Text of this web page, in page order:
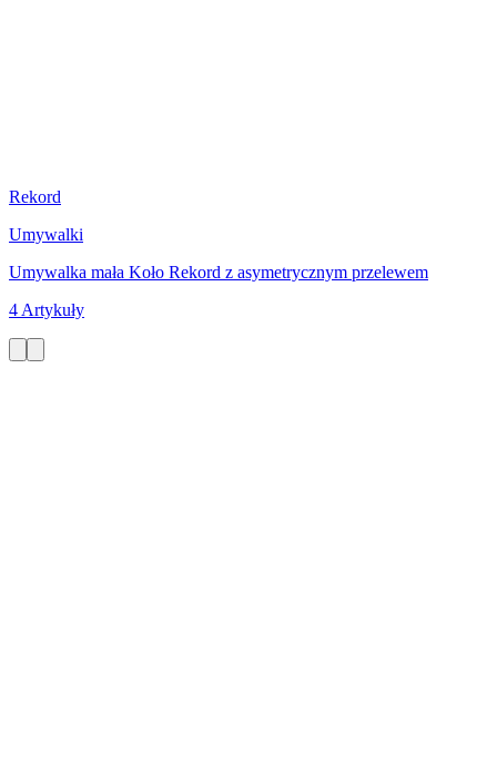
Rekord
Umywalki
Umywalka mała Koło Rekord z asymetrycznym przelewem
4 Artykuły